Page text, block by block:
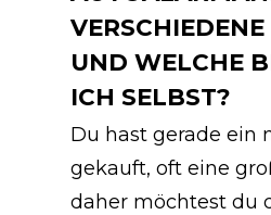
UND WELCHE
ICH SELBST?
Du hast gerade ein
gekauft, oft eine
daher möchtest du